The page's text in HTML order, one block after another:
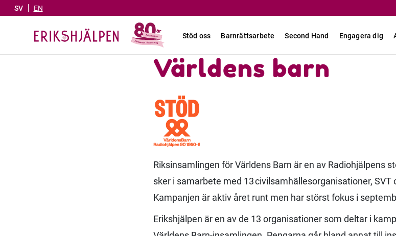
SV EN
Stöd oss Barnrättsarbete Second Hand Engagera dig
Världens barn
Riksinsamlingen för Världens Barn är en av Radiohjälpens
sker i samarbete med 13 civilsamhällesorganisationer, SVT
Kampanjen är aktiv året runt men har störst fokus i
Erikshjälpen är en av de 13 organisationer som deltar i